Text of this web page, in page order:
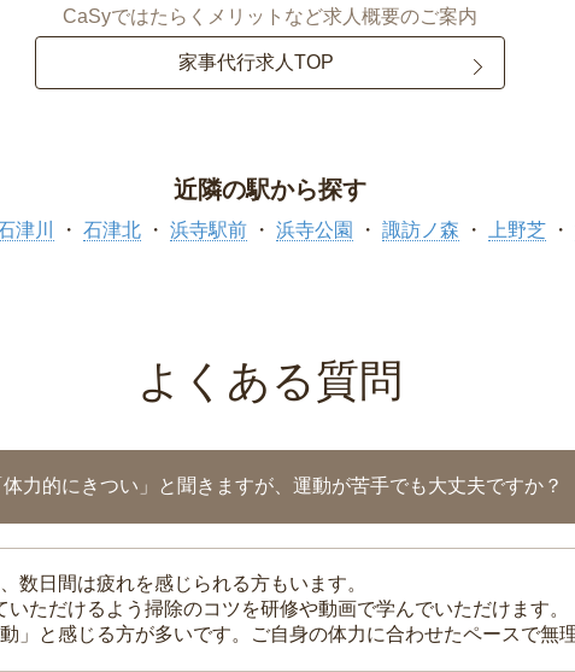
CaSyではたらくメリットなど求人概要のご案内
家事代行求人TOP
近隣の駅から探す
津川 石津北 浜寺駅前 浜寺公園 諏訪ノ森 上野芝
よくある質問
力的にきつい」と聞きますが、運動が苦手でも大丈夫ですか？
数日間は疲れを感じられる方もいます。
ただけるよう掃除のコツを研修や動画で学んでいただけます。
」と感じる方が多いです。ご自身の体力に合わせたペースで無